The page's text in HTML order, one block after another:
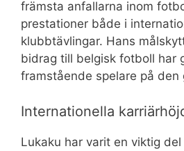
främsta anfallarna inom
prestationer både i
klubbtävlingar. Hans
bidrag till belgisk fotboll har
framstående spelare på den
Internationella
Lukaku har varit en viktig